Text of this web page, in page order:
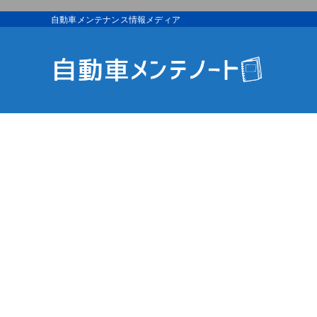
自動車メンテナンス情報メディア